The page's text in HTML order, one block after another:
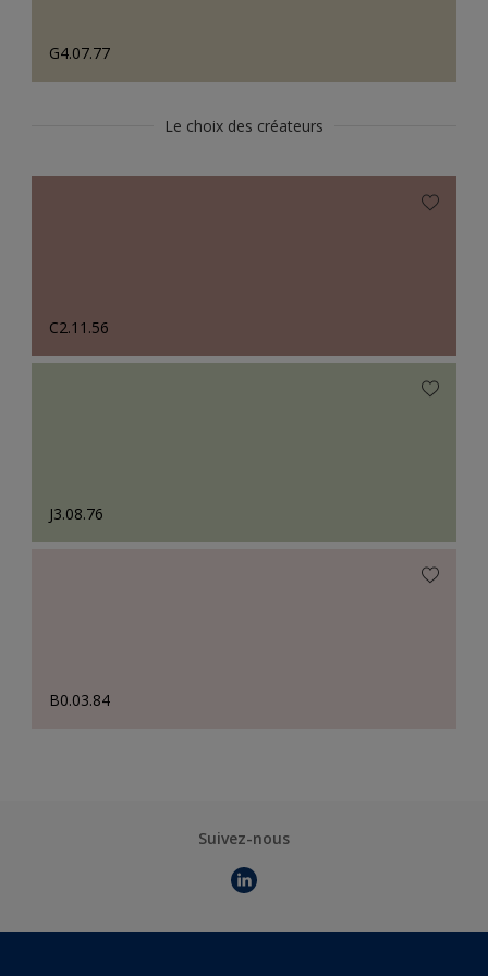
G4.07.77
Le choix des créateurs
C2.11.56
J3.08.76
B0.03.84
Suivez-nous